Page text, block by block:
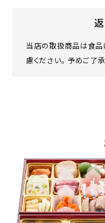
当店の取扱商品は食品
慮ください。 予めご了